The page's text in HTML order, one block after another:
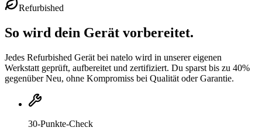
Refurbished
So wird dein Gerät vorbereitet.
Jedes Refurbished Gerät bei natelo wird in unserer eigenen
Werkstatt geprüft, aufbereitet und zertifiziert. Du sparst bis zu 40%
gegenüber Neu, ohne Kompromiss bei Qualität oder Garantie.
30-Punkte-Check